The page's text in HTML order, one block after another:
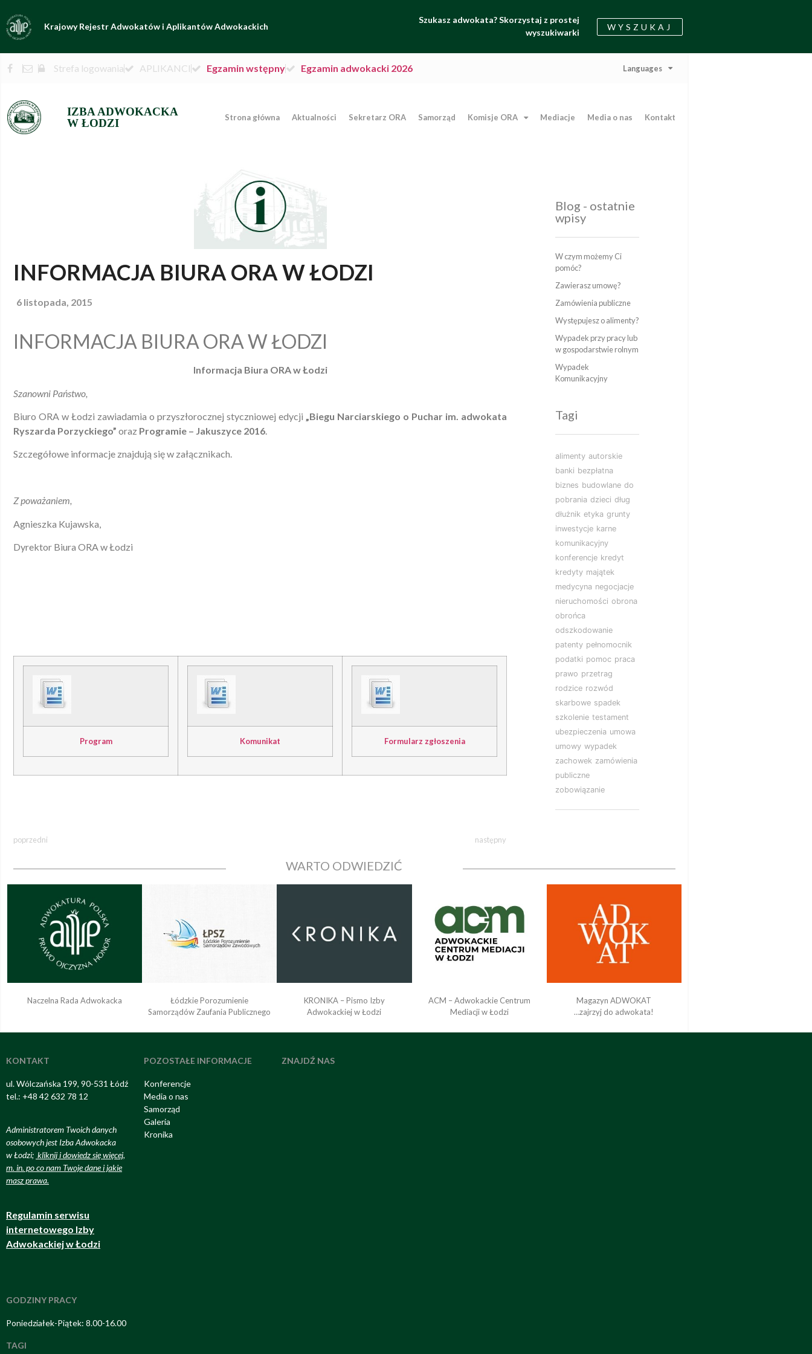
Krajowy Rejestr Adwokatów i Aplikantów Adwokackich
Szukasz adwokata? Skorzystaj z prostej
wyszukiwarki
WYSZUKAJ
Strefa logowania APLIKANCI Egzamin wstępny Egzamin adwokacki 2026 Languages
IZBA ADWOKACKA
W ŁODZI
Strona główna Aktualności Sekretarz ORA Samorząd Komisje ORA Mediacje Media o nas Kontakt
INFORMACJA BIURA ORA W ŁODZI
6 listopada, 2015
INFORMACJA BIURA ORA W ŁODZI
Informacja Biura ORA w Łodzi
Szanowni Państwo,
Biuro ORA w Łodzi zawiadamia o przyszłorocznej styczniowej edycji „Biegu Narciarskiego o Puchar im. adwokata
Ryszarda Porzyckiego” oraz Programie – Jakuszyce 2016.
Szczegółowe informacje znajdują się w załącznikach.
Z poważaniem,
Agnieszka Kujawska,
Dyrektor Biura ORA w Łodzi
Program Komunikat Formularz zgłoszenia
poprzedni następny
Blog - ostatnie
wpisy
W czym możemy Ci
pomóc?
Zawierasz umowę?
Zamówienia publiczne
Występujesz o alimenty?
Wypadek przy pracy lub
w gospodarstwie rolnym
Wypadek
Komunikacyjny
Tagi
alimenty autorskie
banki bezpłatna
biznes budowlane do
pobrania dzieci dług
dłużnik etyka grunty
inwestycje karne
komunikacyjny
konferencje kredyt
kredyty majątek
medycyna negocjacje
nieruchomości obrona
obrońca
odszkodowanie
patenty pełnomocnik
podatki pomoc praca
prawo przetrag
rodzice rozwód
skarbowe spadek
szkolenie testament
ubezpieczenia umowa
umowy wypadek
zachowek zamówienia
publiczne
zobowiązanie
WARTO ODWIEDZIĆ
Naczelna Rada Adwokacka
Łódzkie Porozumienie
Samorządów Zaufania Publicznego
KRONIKA – Pismo Izby
Adwokackiej w Łodzi
ACM – Adwokackie Centrum
Mediacji w Łodzi
Magazyn ADWOKAT
…zajrzyj do adwokata!
KONTAKT
ul. Wólczańska 199, 90-531 Łódź
tel.: +48 42 632 78 12
Administratorem Twoich danych
osobowych jest Izba Adwokacka
w Łodzi; kliknij i dowiedz się więcej,
m. in. po co nam Twoje dane i jakie
masz prawa.
Regulamin serwisu
internetowego Izby
Adwokackiej w Łodzi
GODZINY PRACY
Poniedziałek-Piątek: 8.00-16.00
POZOSTAŁE INFORMACJE
Konferencje
Media o nas
Samorząd
Galeria
Kronika
ZNAJDŹ NAS
TAGI